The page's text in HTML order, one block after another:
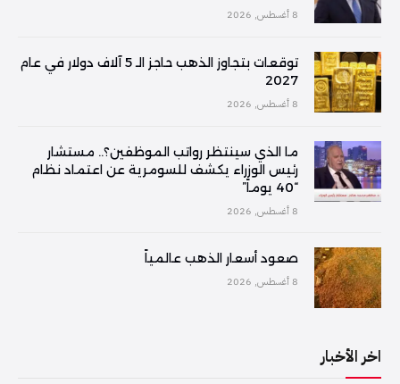
8 أغسطس, 2026
توقعات بتجاوز الذهب حاجز الـ 5 آلاف دولار في عام
2027
8 أغسطس, 2026
ما الذي سينتظر رواتب الموظفين؟.. مستشار
رئيس الوزراء يكشف للسومرية عن اعتماد نظام
“40 يوماً”
8 أغسطس, 2026
صعود أسعار الذهب عالمياً
8 أغسطس, 2026
اخر الأخبار